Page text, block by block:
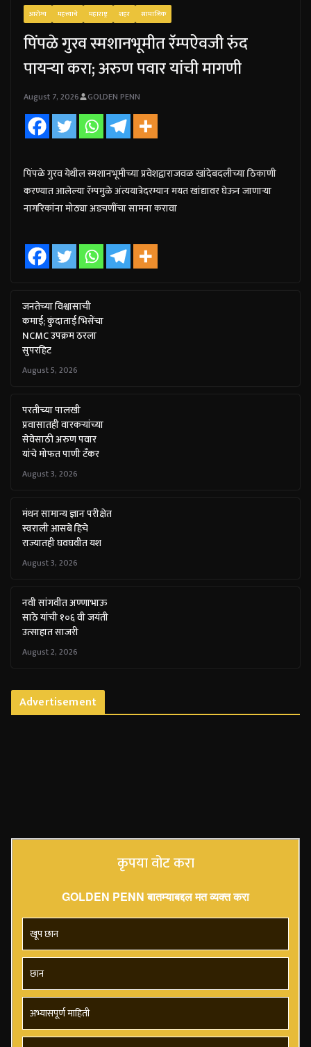
आरोग्य महत्त्वाचे महाराष्ट्र शहर सामाजिक
पिंपळे गुरव स्मशानभूमीत रॅम्पऐवजी रुंद
पायऱ्या करा; अरुण पवार यांची मागणी
August 7, 2026 GOLDEN PENN
पिंपळे गुरव येथील स्मशानभूमीच्या प्रवेशद्वाराजवळ खांदेबदलीच्या ठिकाणी
करण्यात आलेल्या रॅम्पमुळे अंत्ययात्रेदरम्यान मयत खांद्यावर घेऊन जाणाऱ्या
नागरिकांना मोठ्या अडचणींचा सामना करावा
जनतेच्या विश्वासाची
कमाई; कुंदाताई भिसेंचा
NCMC उपक्रम ठरला
सुपरहिट
August 5, 2026
परतीच्या पालखी
प्रवासातही वारकऱ्यांच्या
सेवेसाठी अरुण पवार
यांचे मोफत पाणी टँकर
August 3, 2026
मंथन सामान्य ज्ञान परीक्षेत
स्वराली आसबे हिचे
राज्यातही घवघवीत यश
August 3, 2026
नवी सांगवीत अण्णाभाऊ
साठे यांची १०६ वी जयंती
उत्साहात साजरी
August 2, 2026
Advertisement
कृपया वोट करा
GOLDEN PENN बातम्याबद्दल मत व्यक्त करा
खूप छान
छान
अभ्यासपूर्ण माहिती